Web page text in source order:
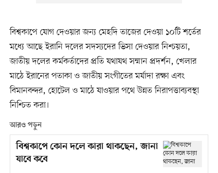
বিশ্বকাপে যোগ দেওয়ার জন্য মেহদি তাজের দেওয়া ১০টি শর্তের
মধ্যে আছে ইরানি দলের সদস্যদের ভিসা দেওয়ার নিশ্চয়তা,
জাতীয় দলের কর্মকর্তাদের প্রতি যথাযথ সম্মান প্রদর্শন, খেলার
মাঠে ইরানের পতাকা ও জাতীয় সংগীতের মর্যাদা রক্ষা এবং
বিমানবন্দর, হোটেল ও মাঠে যাওয়ার পথে উন্নত নিরাপত্তাব্যবস্থা
নিশ্চিত করা।
আরও পড়ুন
বিশ্বকাপে কোন দলে কারা থাকছেন, জানা
যাবে কবে